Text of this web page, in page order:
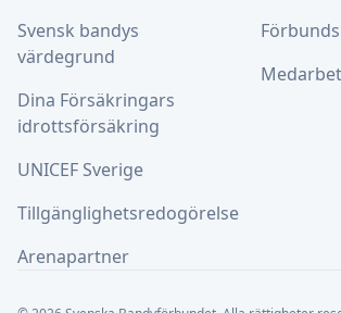
Svensk bandys
värdegrund
Dina Försäkringars
idrottsförsäkring
UNICEF Sverige
Tillgänglighetsredogörelse
Arenapartner